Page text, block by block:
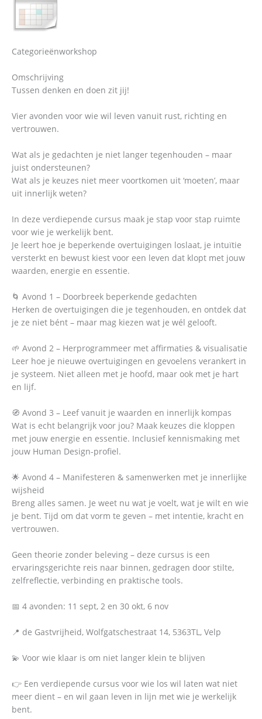
Categorieënworkshop
Omschrijving
Tussen denken en doen zit jij!
Vier avonden voor wie wil leven vanuit rust, richting en
vertrouwen.
Wat als je gedachten je niet langer tegenhouden – maar
juist ondersteunen?
Wat als je keuzes niet meer voortkomen uit ‘moeten’, maar
uit innerlijk weten?
In deze verdiepende cursus maak je stap voor stap ruimte
voor wie je werkelijk bent.
Je leert hoe je beperkende overtuigingen loslaat, je intuïtie
versterkt en bewust kiest voor een leven dat klopt met jouw
waarden, energie en essentie.
🌀 Avond 1 – Doorbreek beperkende gedachten
Herken de overtuigingen die je tegenhouden, en ontdek dat
je ze niet bént – maar mag kiezen wat je wél gelooft.
🌱 Avond 2 – Herprogrammeer met affirmaties & visualisatie
Leer hoe je nieuwe overtuigingen en gevoelens verankert in
je systeem. Niet alleen met je hoofd, maar ook met je hart
en lijf.
🧭 Avond 3 – Leef vanuit je waarden en innerlijk kompas
Wat is echt belangrijk voor jou? Maak keuzes die kloppen
met jouw energie en essentie. Inclusief kennismaking met
jouw Human Design-profiel.
🌟 Avond 4 – Manifesteren & samenwerken met je innerlijke
wijsheid
Breng alles samen. Je weet nu wat je voelt, wat je wilt en wie
je bent. Tijd om dat vorm te geven – met intentie, kracht en
vertrouwen.
Geen theorie zonder beleving – deze cursus is een
ervaringsgerichte reis naar binnen, gedragen door stilte,
zelfreflectie, verbinding en praktische tools.
📅 4 avonden: 11 sept, 2 en 30 okt, 6 nov
📍 de Gastvrijheid, Wolfgatschestraat 14, 5363TL, Velp
💫 Voor wie klaar is om niet langer klein te blijven
👉 Een verdiepende cursus voor wie los wil laten wat niet
meer dient – en wil gaan leven in lijn met wie je werkelijk
bent.